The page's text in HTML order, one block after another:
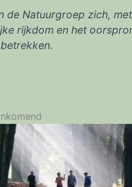
de Natuurgroep zich,
rijkdom en het